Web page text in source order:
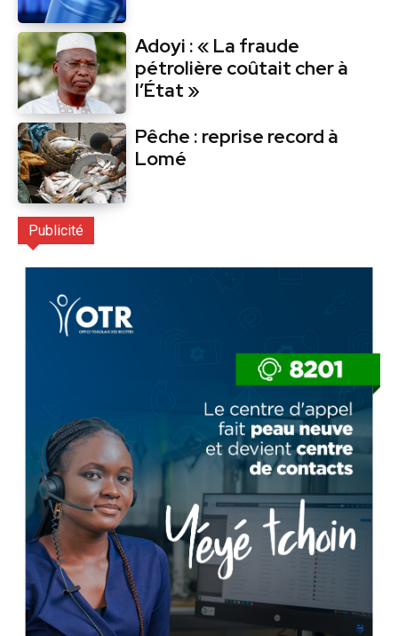
Adoyi : « La fraude
pétrolière coûtait cher à
l’État »
Pêche : reprise record à
Lomé
Publicité